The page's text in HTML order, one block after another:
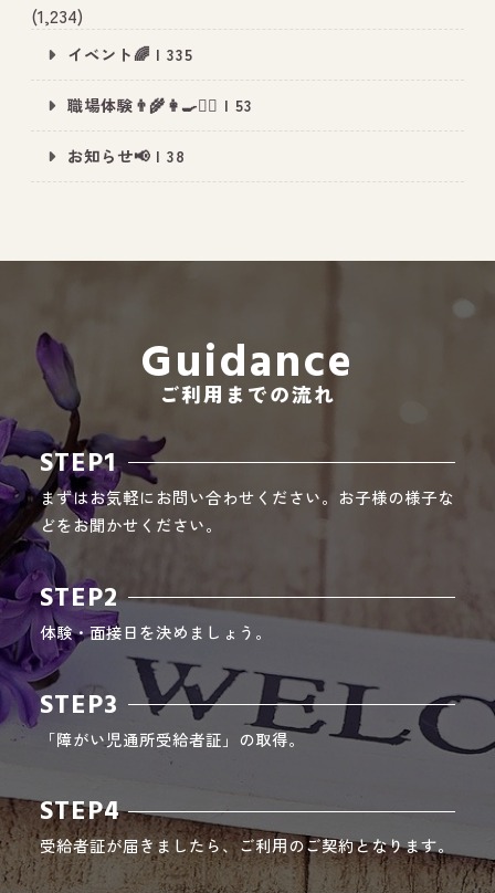
All Peace｜オールピース
Instagram 事業所紹介動画
(1,234)
イベント🌈 | 335
職場体験👨‍🌾👩‍🍳👮‍♂️ | 53
お知らせ📢 | 38
Guidance
ご利用までの流れ
STEP1
まずはお気軽にお問い合わせください。お子様の様子な
どをお聞かせください。
STEP2
体験・面接日を決めましょう。
STEP3
「障がい児通所受給者証」の取得。
STEP4
受給者証が届きましたら、ご利用のご契約となります。